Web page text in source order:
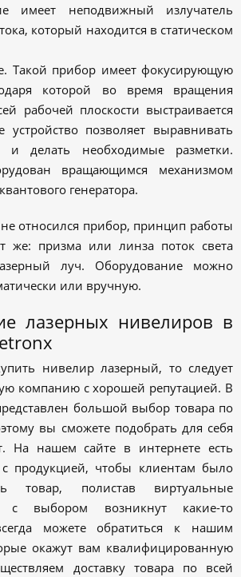
имеет неподвижный излучатель
который находится в статическом
Такой прибор имеет фокусирующую
которой во время вращения
рабочей плоскости выстраивается
устройство позволяет выравнивать
и делать необходимые разметки.
вращающимся механизмом
генератора.
относился прибор, принцип работы
же: призма или линза поток света
луч. Оборудование можно
или вручную.
лазерных нивелиров в
нивелир лазерный, то следует
компанию с хорошей репутацией. В
большой выбор товара по
вы сможете подобрать для себя
На нашем сайте в интернете есть
продукцией, чтобы клиентам было
товар, полистав виртуальные
с выбором возникнут какие-то
можете обратиться к нашим
окажут вам квалифицированную
доставку товара по всей